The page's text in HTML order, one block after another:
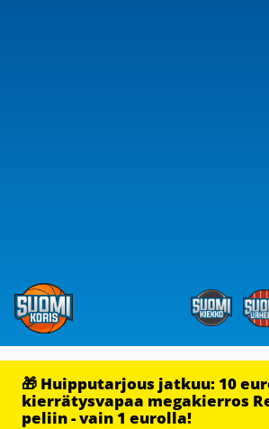
🎁 Huipputarjous jatkuu: 10
kierrätysvapaa megakierros
peliin - vain 1 eurolla!